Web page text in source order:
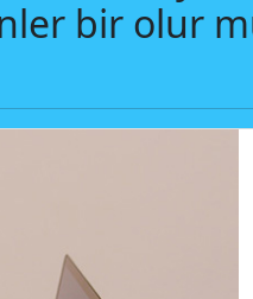
bir olur